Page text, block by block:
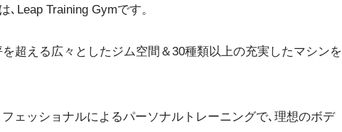
､Leap Training Gymです。
超える広々としたジム空間＆30種類以上の充実したマシンを
ェッショナルによるパーソナルトレーニングで､理想のボデ